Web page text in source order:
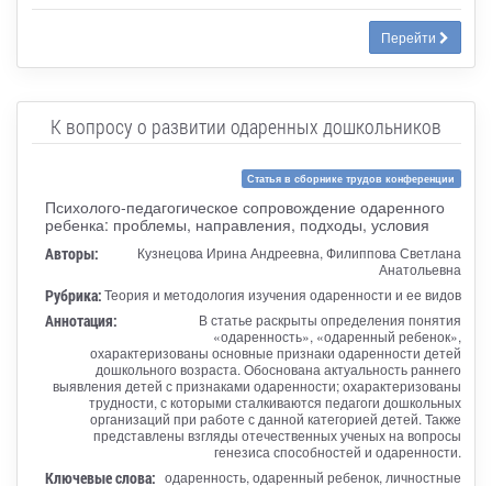
Перейти
К вопросу о развитии одаренных дошкольников
Статья в сборнике трудов конференции
Психолого-педагогическое сопровождение одаренного
ребенка: проблемы, направления, подходы, условия
Авторы:
Кузнецова Ирина Андреевна, Филиппова Светлана
Анатольевна
Рубрика:Теория и методология изучения одаренности и ее видов
Аннотация:
В статье раскрыты определения понятия
«одаренность», «одаренный ребенок»,
охарактеризованы основные признаки одаренности детей
дошкольного возраста. Обоснована актуальность раннего
выявления детей с признаками одаренности; охарактеризованы
трудности, с которыми сталкиваются педагоги дошкольных
организаций при работе с данной категорией детей. Также
представлены взгляды отечественных ученых на вопросы
генезиса способностей и одаренности.
Ключевые слова: одаренность, одаренный ребенок, личностные